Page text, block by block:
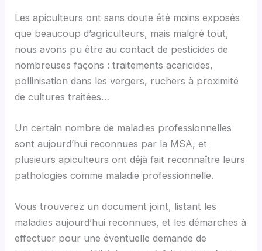
Les apiculteurs ont sans doute été moins exposés
que beaucoup d’agriculteurs, mais malgré tout,
nous avons pu être au contact de pesticides de
nombreuses façons : traitements acaricides,
pollinisation dans les vergers, ruchers à proximité
de cultures traitées…
Un certain nombre de maladies professionnelles
sont aujourd’hui reconnues par la MSA, et
plusieurs apiculteurs ont déjà fait reconnaître leurs
pathologies comme maladie professionnelle.
Vous trouverez un document joint, listant les
maladies aujourd’hui reconnues, et les démarches à
effectuer pour une éventuelle demande de